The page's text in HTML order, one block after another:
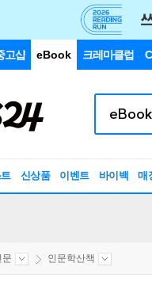
고샵 eBook 크레마클럽
신상품 이벤트 바이백 매
문 인문학산책